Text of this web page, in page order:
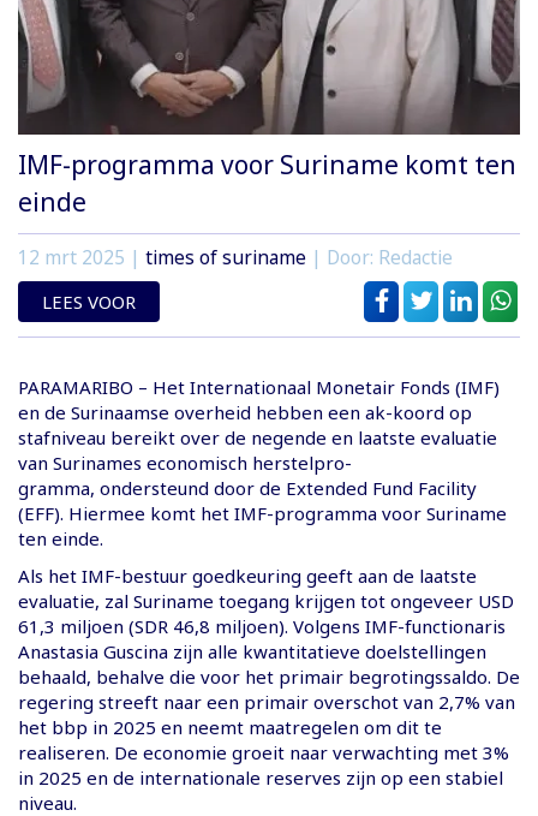
IMF-programma voor Suriname komt ten
einde
12 mrt 2025 | times of suriname | Door: Redactie
LEES VOOR
PARAMARIBO – Het Internationaal Monetair Fonds (IMF)
en de Surinaamse overheid hebben een ak-koord op
stafniveau bereikt over de negende en laatste evaluatie
van Surinames economisch herstelpro-
gramma, ondersteund door de Extended Fund Facility
(EFF). Hiermee komt het IMF-programma voor Suriname
ten einde.
Als het IMF-bestuur goedkeuring geeft aan de laatste
evaluatie, zal Suriname toegang krijgen tot ongeveer USD
61,3 miljoen (SDR 46,8 miljoen). Volgens IMF-functionaris
Anastasia Guscina zijn alle kwantitatieve doelstellingen
behaald, behalve die voor het primair begrotingssaldo. De
regering streeft naar een primair overschot van 2,7% van
het bbp in 2025 en neemt maatregelen om dit te
realiseren. De economie groeit naar verwachting met 3%
in 2025 en de internationale reserves zijn op een stabiel
niveau.